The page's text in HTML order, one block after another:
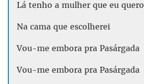
Lá tenho a mulher que eu quero
Na cama que escolherei
Vou-me embora pra Pasárgada
Vou-me embora pra Pasárgada